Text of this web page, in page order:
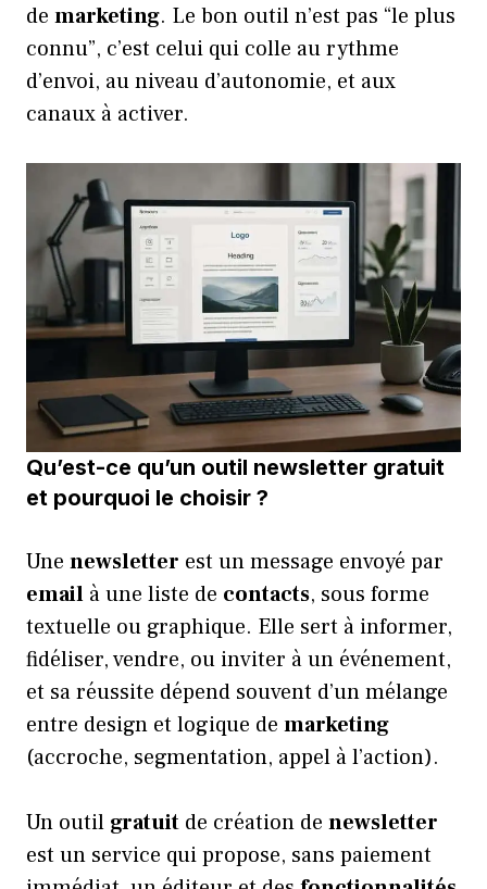
de marketing. Le bon outil n’est pas “le plus
connu”, c’est celui qui colle au rythme
d’envoi, au niveau d’autonomie, et aux
canaux à activer.
Qu’est-ce qu’un outil newsletter gratuit
et pourquoi le choisir ?
Une newsletter est un message envoyé par
email à une liste de contacts, sous forme
textuelle ou graphique. Elle sert à informer,
fidéliser, vendre, ou inviter à un événement,
et sa réussite dépend souvent d’un mélange
entre design et logique de marketing
(accroche, segmentation, appel à l’action).
Un outil gratuit de création de newsletter
est un service qui propose, sans paiement